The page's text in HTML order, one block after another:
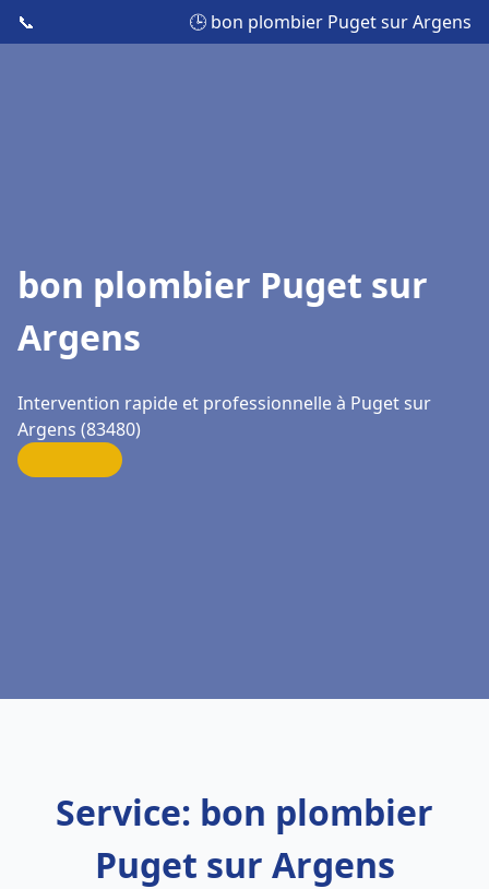
📞 🕒 bon plombier Puget sur Argens
bon plombier Puget sur
Argens
Intervention rapide et professionnelle à Puget sur
Argens (83480)
Service: bon plombier
Puget sur Argens